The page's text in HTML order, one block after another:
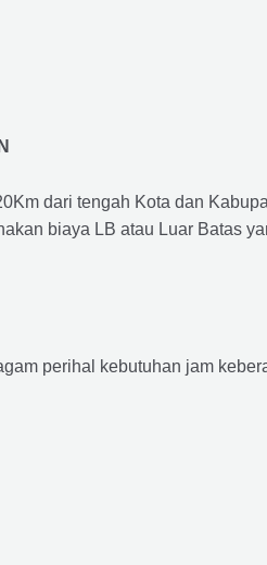
dari tengah Kota dan
biaya LB atau Luar Batas
perihal kebutuhan jam